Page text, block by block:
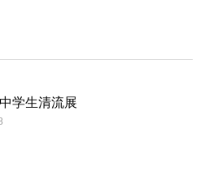
学生清流展